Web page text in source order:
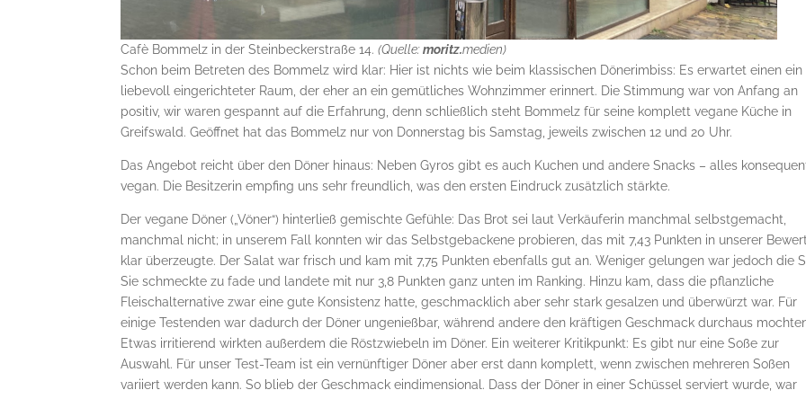
Cafè Bommelz in der Steinbeckerstraße 14.(Quelle:moritz.medien)
Schon beim Betreten des Bommelz wird klar: Hier ist nichts wie beim klassischen Dönerimbiss: Es erwartet einen ein
liebevoll eingerichteter Raum, der eher an ein gemütliches Wohnzimmer erinnert. Die Stimmung war von Anfang an
positiv, wir waren gespannt auf die Erfahrung, denn schließlich steht Bommelz für seine komplett vegane Küche in
Greifswald. Geöffnet hat das Bommelz nur von Donnerstag bis Samstag, jeweils zwischen 12 und 20 Uhr.
Das Angebot reicht über den Döner hinaus: Neben Gyros gibt es auch Kuchen und andere Snacks – alles
vegan. Die Besitzerin empfing uns sehr freundlich, was den ersten Eindruck zusätzlich stärkte.
Der vegane Döner („Vöner“) hinterließ gemischte Gefühle: Das Brot sei laut Verkäuferin manchmal selbstgemacht,
manchmal nicht; in unserem Fall konnten wir das Selbstgebackene probieren, das mit 7,43 Punkten in unserer
klar überzeugte. Der Salat war frisch und kam mit 7,75 Punkten ebenfalls gut an. Weniger gelungen war jedoch die
Sie schmeckte zu fade und landete mit nur 3,8 Punkten ganz unten im Ranking. Hinzu kam, dass die pflanzliche
Fleischalternative zwar eine gute Konsistenz hatte, geschmacklich aber sehr stark gesalzen und überwürzt war. Für
einige Testenden war dadurch der Döner ungenießbar, während andere den kräftigen Geschmack durchaus
Etwas irritierend wirkten außerdem die Röstzwiebeln im Döner. Ein weiterer Kritikpunkt: Es gibt nur eine Soße zur
Auswahl. Für unser Test-Team ist ein vernünftiger Döner aber erst dann komplett, wenn zwischen mehreren Soßen
variiert werden kann. So blieb der Geschmack eindimensional. Dass der Döner in einer Schüssel serviert wurde, war